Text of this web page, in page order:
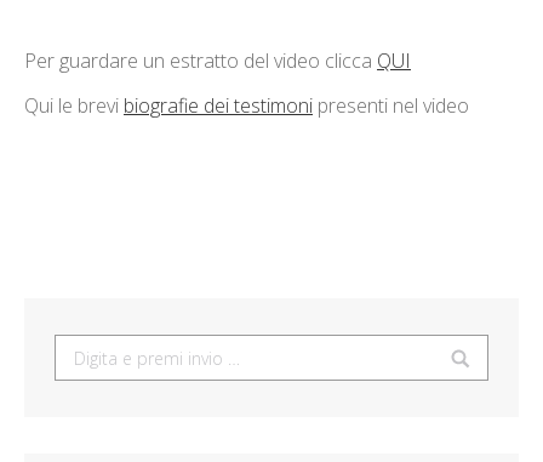
Per guardare un estratto del video clicca QUI
Qui le brevi biografie dei testimoni presenti nel video
Search: